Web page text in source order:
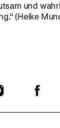
und
(Heike
To
To